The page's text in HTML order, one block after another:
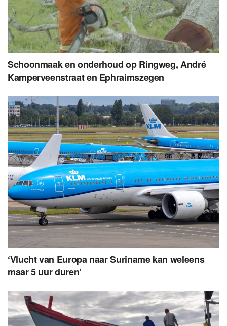
Schoonmaak en onderhoud op Ringweg, André
Kamperveenstraat en Ephraimszegen
‘Vlucht van Europa naar Suriname kan weleens
maar 5 uur duren’